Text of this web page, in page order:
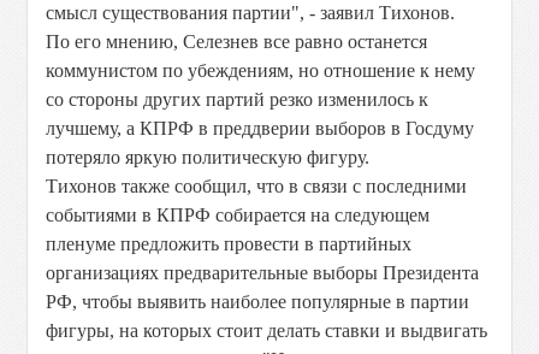
смысл существования партии", - заявил Тихонов.
По его мнению, Селезнев все равно останется
коммунистом по убеждениям, но отношение к нему
со стороны других партий резко изменилось к
лучшему, а КПРФ в преддверии выборов в Госдуму
потеряло яркую политическую фигуру.
Тихонов также сообщил, что в связи с последними
событиями в КПРФ собирается на следующем
пленуме предложить провести в партийных
организациях предварительные выборы Президента
РФ, чтобы выявить наиболее популярные в партии
фигуры, на которых стоит делать ставки и выдвигать